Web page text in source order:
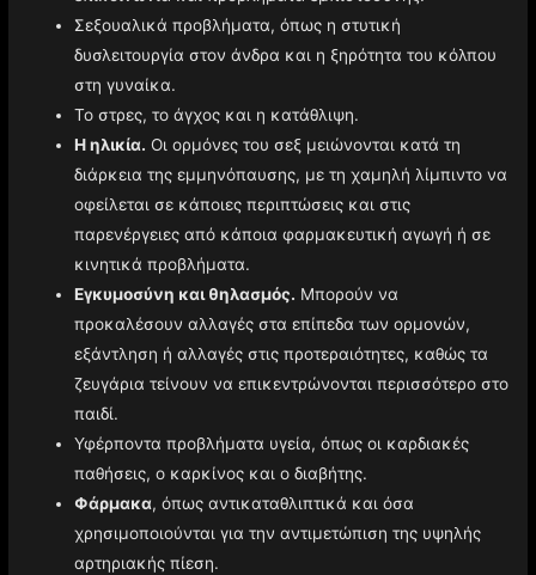
Σεξουαλικά προβλήματα, όπως η στυτική
δυσλειτουργία στον άνδρα και η ξηρότητα του κόλπου
στη γυναίκα.
Το στρες, το άγχος και η κατάθλιψη.
Η ηλικία. Οι ορμόνες του σεξ μειώνονται κατά τη
διάρκεια της εμμηνόπαυσης, με τη χαμηλή λίμπιντο να
οφείλεται σε κάποιες περιπτώσεις και στις
παρενέργειες από κάποια φαρμακευτική αγωγή ή σε
κινητικά προβλήματα.
Εγκυμοσύνη και θηλασμός. Μπορούν να
προκαλέσουν αλλαγές στα επίπεδα των ορμονών,
εξάντληση ή αλλαγές στις προτεραιότητες, καθώς τα
ζευγάρια τείνουν να επικεντρώνονται περισσότερο στο
παιδί.
Υφέρποντα προβλήματα υγεία, όπως οι καρδιακές
παθήσεις, ο καρκίνος και ο διαβήτης.
Φάρμακα, όπως αντικαταθλιπτικά και όσα
χρησιμοποιούνται για την αντιμετώπιση της υψηλής
αρτηριακής πίεση.